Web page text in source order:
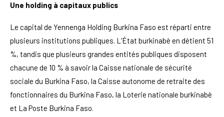
Une holding à capitaux publics
Le capital de Yennenga Holding Burkina Faso est réparti entre
plusieurs institutions publiques. L’État burkinabè en détient 51
%, tandis que plusieurs grandes entités publiques disposent
chacune de 10 % à savoir la Caisse nationale de sécurité
sociale du Burkina Faso, la Caisse autonome de retraite des
fonctionnaires du Burkina Faso, la Loterie nationale burkinabè
et La Poste Burkina Faso.